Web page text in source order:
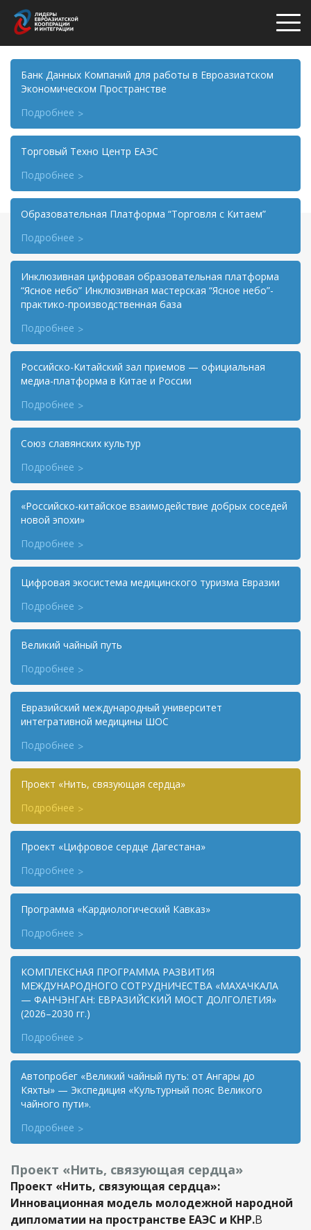
Банк Данных Компаний для работы в Евроазиатском
Экономическом Пространстве
Подробнее
Торговый Техно Центр ЕАЭС
Подробнее
Образовательная Платформа “Торговля с Китаем”
Подробнее
Инклюзивная цифровая образовательная платформа
“Ясное небо” Инклюзивная мастерская “Ясное небо”-
практико-производственная база
Подробнее
Российско-Китайский зал приемов — официальная
медиа-платформа в Китае и России
Подробнее
Союз славянских культур
Подробнее
«Российско-китайское взаимодействие добрых соседей
новой эпохи»
Подробнее
Цифровая экосистема медицинского туризма Евразии
Подробнее
Великий чайный путь
Подробнее
Евразийский международный университет
интегративной медицины ШОС
Подробнее
Проект «Нить, связующая сердца»
Подробнее
Проект «Цифровое сердце Дагестана»
Подробнее
Программа «Кардиологический Кавказ»
Подробнее
КОМПЛЕКСНАЯ ПРОГРАММА РАЗВИТИЯ
МЕЖДУНАРОДНОГО СОТРУДНИЧЕСТВА «МАХАЧКАЛА
— ФАНЧЭНГАН: ЕВРАЗИЙСКИЙ МОСТ ДОЛГОЛЕТИЯ»
(2026–2030 гг.)
Подробнее
Автопробег «Великий чайный путь: от Ангары до
Кяхты» — Экспедиция «Культурный пояс Великого
чайного пути».
Подробнее
Проект «Нить, связующая сердца»
Проект «Нить, связующая сердца»:
Инновационная модель молодежной народной
дипломатии на пространстве ЕАЭС и КНР.В